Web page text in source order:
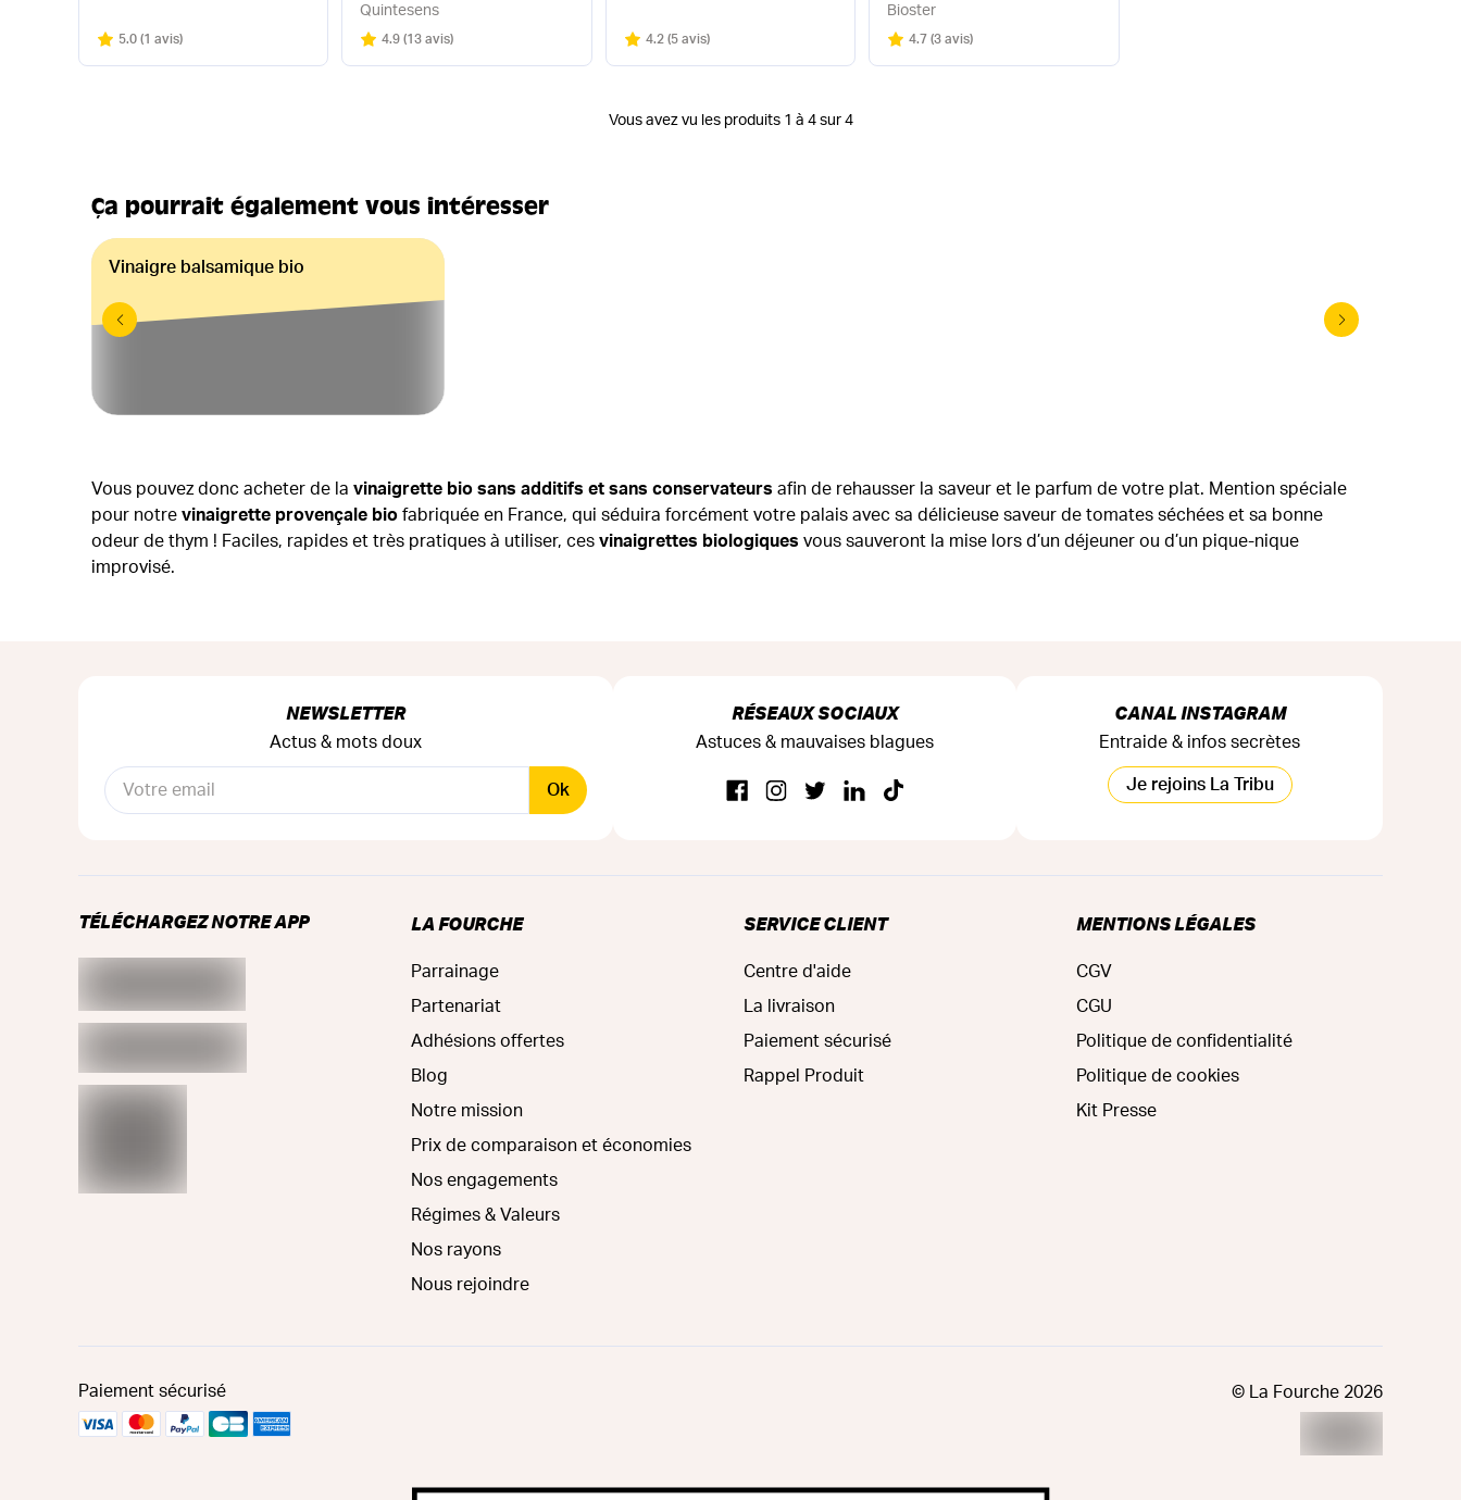
Note
5.0 sur 5
(1 avis)
Quintesens
Note
4.9sur 5
(13 avis) Note
4.2 sur 5
(5 avis)
Bioster
Note
4.7sur 5
(3 avis)
Vous avez vu les produits 1 à 4 sur 4
Ça pourrait également vous intéresser
Vinaigre balsamique bio
Vous pouvez donc acheter de la vinaigrette bio sans additifs et sans conservateurs afin de rehausser la saveur et le parfum de votre plat. Mention spéciale
pour notre vinaigrette provençale bio fabriquée en France, qui séduira forcément votre palais avec sa délicieuse saveur de tomates séchées et sa bonne
odeur de thym ! Faciles, rapides et très pratiques à utiliser, ces vinaigrettes biologiques vous sauveront la mise lors d’un déjeuner ou d’un pique-nique
improvisé.
NEWSLETTER
Actus & mots doux
Ok
RÉSEAUX SOCIAUX
Astuces & mauvaises blagues
CANAL INSTAGRAM
Entraide & infos secrètes
Je rejoins La Tribu
TÉLÉCHARGEZ NOTRE APP LA FOURCHE
Parrainage
Partenariat
Adhésions offertes
Blog
Notre mission
Prix de comparaison et économies
Nos engagements
Régimes & Valeurs
Nos rayons
Nous rejoindre
SERVICE CLIENT
Centre d'aide
La livraison
Paiement sécurisé
Rappel Produit
MENTIONS LÉGALES
CGV
CGU
Politique de confidentialité
Politique de cookies
Kit Presse
Paiement sécurisé © La Fourche 2026